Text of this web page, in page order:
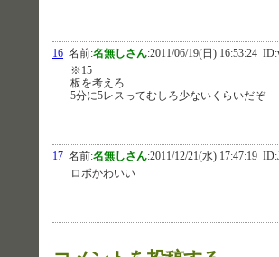
16 名前:名無しさん:2011/06/19(日) 16:53:24
※15
板を考えろ
5分に5レスってむしろ少ないくらいだぞ
17 名前:名無しさん:2011/12/21(水) 17:47:19
ロボかわいい